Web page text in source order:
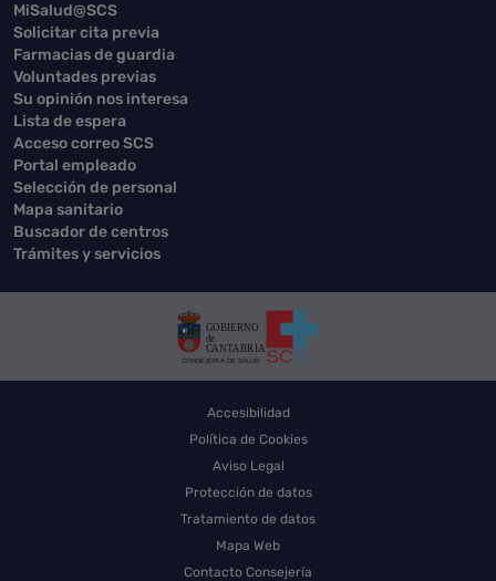
MiSalud@SCS
Solicitar cita previa
Farmacias de guardia
Voluntades previas
Su opinión nos interesa
Lista de espera
Acceso correo SCS
Portal empleado
Selección de personal
Mapa sanitario
Buscador de centros
Trámites y servicios
Accesibilidad
Política de Cookies
Aviso Legal
Protección de datos
Tratamiento de datos
Mapa Web
Contacto Consejería